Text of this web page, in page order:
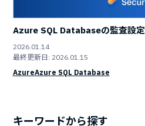
Azure SQL Databaseの監査設
2026.01.14
最終更新日: 2026.01.15
AzureAzure SQL Database
キーワードから探す